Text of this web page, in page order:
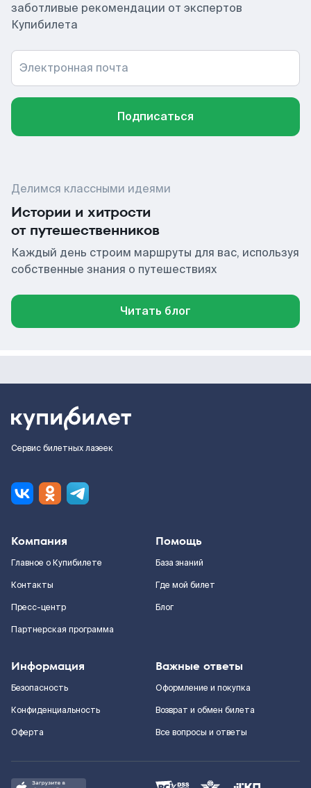
заботливые рекомендации от экспертов
Купибилета
Электронная почта
Подписаться
Делимся классными идеями
Истории и хитрости
от путешественников
Каждый день строим маршруты для вас, используя
собственные знания о путешествиях
Читать блог
Сервис билетных лазеек
Компания
Главное о Купибилете
Контакты
Пресс-центр
Партнерская программа
Помощь
База знаний
Где мой билет
Блог
Информация
Безопасность
Конфиденциальность
Оферта
Важные ответы
Оформление и покупка
Возврат и обмен билета
Все вопросы и ответы